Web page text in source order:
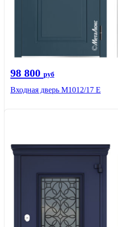
98 800 руб
Входная дверь М1012/17 E